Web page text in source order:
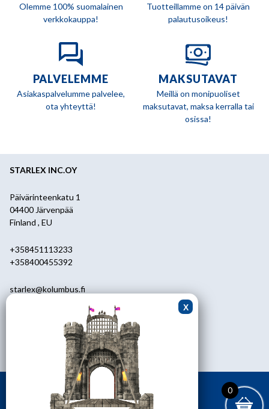
Olemme 100% suomalainen
verkkokauppa!
Tuotteillamme on 14 päivän
palautusoikeus!
PALVELEMME
Asiakaspalvelumme palvelee,
ota yhteyttä!
MAKSUTAVAT
Meillä on monipuoliset
maksutavat, maksa kerralla tai
osissa!
STARLEX INC.OY
Päivärinteenkatu 1
04400 Järvenpää
Finland , EU
+358451113233
+358400455392
starlex@kolumbus.fi
ark.klo 08.30-17.00
0